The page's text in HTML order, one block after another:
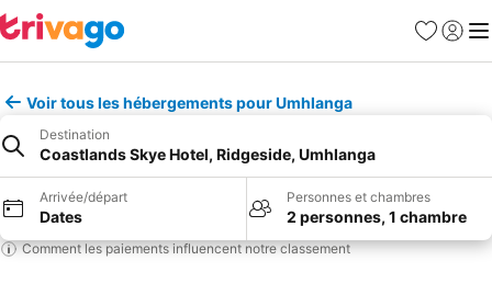
Favoris
Se
Voir tous les hébergements pour Umhlanga
Destination
Coastlands Skye Hotel, Ridgeside, Umhlanga
Arrivée/départ
Dates
Personnes et chambres
2 personnes, 1 chambre
Comment les paiements influencent notre classement